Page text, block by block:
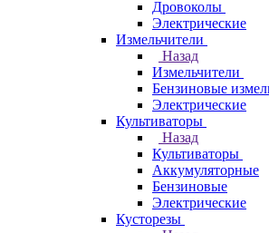
Дровоколы
Электрические
Измельчители
Назад
Измельчители
Бензиновые
Электрические
Культиваторы
Назад
Культиваторы
Аккумуляторные
Бензиновые
Электрические
Кусторезы